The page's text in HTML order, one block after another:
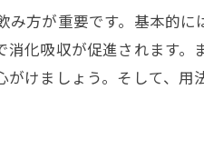
ップに必要なビタミンを徹
タミン摂取方法と食事例
タミンの相乗効果を最大
方が重要です。基本的
化吸収が促進されます
けましょう。そして、